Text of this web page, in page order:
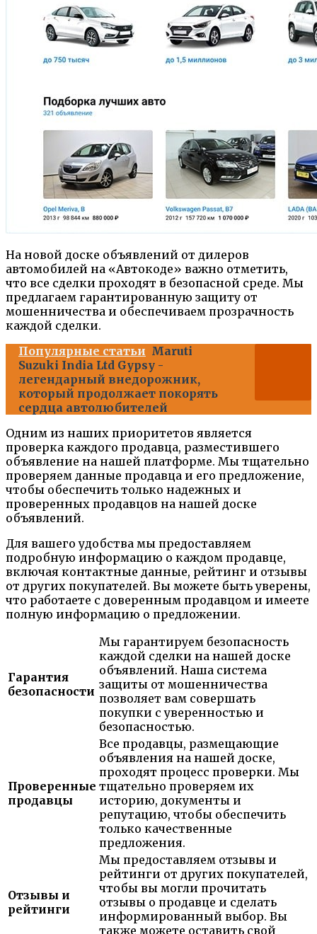
На новой доске объявлений от дилеров
автомобилей на «Автокоде» важно отметить,
что все сделки проходят в безопасной среде. Мы
предлагаем гарантированную защиту от
мошенничества и обеспечиваем прозрачность
каждой сделки.
Популярные статьи Maruti
Suzuki India Ltd Gypsy -
легендарный внедорожник,
который продолжает покорять
сердца автолюбителей
Одним из наших приоритетов является
проверка каждого продавца, разместившего
объявление на нашей платформе. Мы тщательно
проверяем данные продавца и его предложение,
чтобы обеспечить только надежных и
проверенных продавцов на нашей доске
объявлений.
Для вашего удобства мы предоставляем
подробную информацию о каждом продавце,
включая контактные данные, рейтинг и отзывы
от других покупателей. Вы можете быть уверены,
что работаете с доверенным продавцом и имеете
полную информацию о предложении.
Гарантия
безопасности
Мы гарантируем безопасность
каждой сделки на нашей доске
объявлений. Наша система
защиты от мошенничества
позволяет вам совершать
покупки с уверенностью и
безопасностью.
Проверенные
продавцы
Все продавцы, размещающие
объявления на нашей доске,
проходят процесс проверки. Мы
тщательно проверяем их
историю, документы и
репутацию, чтобы обеспечить
только качественные
предложения.
Отзывы и
рейтинги
Мы предоставляем отзывы и
рейтинги от других покупателей,
чтобы вы могли прочитать
отзывы о продавце и сделать
информированный выбор. Вы
также можете оставить свой